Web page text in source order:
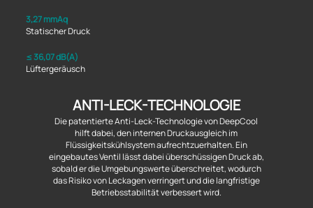
3,27 mmAq
Statischer Druck
≤ 36,07 dB(A)
Lüftergeräusch
ANTI-LECK-TECHNOLOGIE
Die patentierte Anti-Leck-Technologie von DeepCool
hilft dabei, den internen Druckausgleich im
Flüssigkeitskühlsystem aufrechtzuerhalten. Ein
eingebautes Ventil lässt dabei überschüssigen Druck ab,
sobald er die Umgebungswerte überschreitet, wodurch
das Risiko von Leckagen verringert und die langfristige
Betriebsstabilität verbessert wird.